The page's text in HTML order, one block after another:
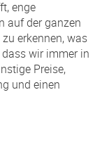
enge
auf der ganzen
erkennen, was
wir immer in
Preise,
und einen